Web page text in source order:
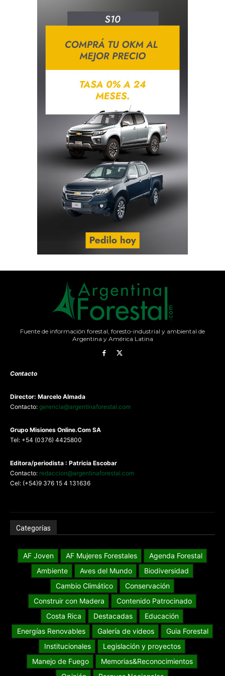
Fuente de información forestal, foresto-industrial y ambiental de
Argentina y América Latina
Contacto
Director: Marcelo Almada
Contacto: gerencia@argentinaforestal.com
Grupo Misiones Online.Com SA
Tel: +54 (0376) 4425800
Editora/periodista : Patricia Escobar
Contacto: redaccion@argentinaforestal.com
Cel: (+54)9 376 15 4 131636
Categorías
AF Joven AF Mujeres Forestales
Agenda Forestal
Ambiente
Aves del Mundo
Biodiversidad
Cambio Climático
Conservación
Construir con Madera
Contenido Patrocinado
Costa Rica
Destacadas
Educación
Energías Renovables
Galería de videos
Guia Forestal
Institucionales
Legislación y proyectos
Manejo de Fuego
Memorias&Reconocimientos